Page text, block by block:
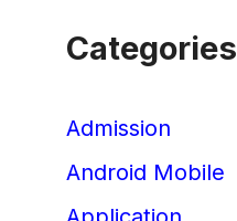
Categories
Admission
Android Mobile